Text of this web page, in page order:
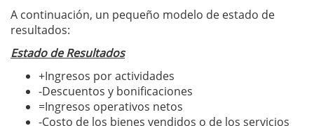
A continuación, un pequeño modelo de estado de
resultados:
Estado de Resultados
+Ingresos por actividades
-Descuentos y bonificaciones
=Ingresos operativos netos
-Costo de los bienes vendidos o de los servicios